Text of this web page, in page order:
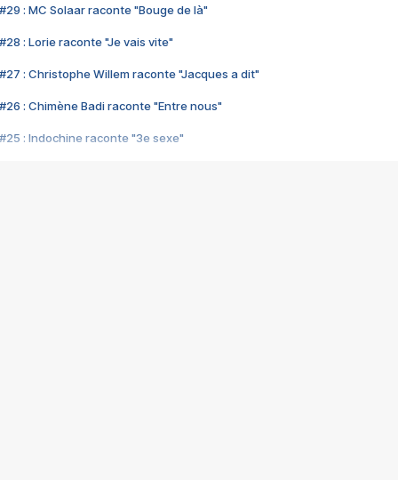
#29 : MC Solaar raconte "Bouge de là"
#28 : Lorie raconte "Je vais vite"
#27 : Christophe Willem raconte "Jacques a dit"
#26 : Chimène Badi raconte "Entre nous"
#25 : Indochine raconte "3e sexe"